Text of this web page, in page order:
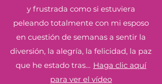
y frustrada como si estuviera
peleando totalmente con mi esposo
en cuestión de semanas a sentir la
diversión, la alegría, la felicidad, la paz
que he estado tras… Haga clic aquí
para ver el vídeo